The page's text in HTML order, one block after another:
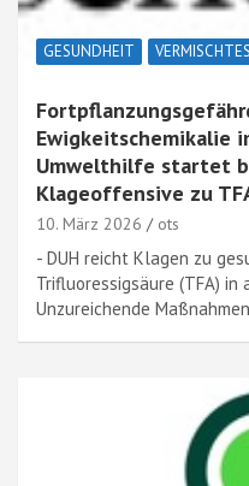
GESUNDHEIT VERMISCHTES
Ewigkeitschemikalie
Umwelthilfe startet
Klageoffensive zu
10. März 2026 ots
- DUH reicht Klagen zu
Trifluoressigsäure (TFA)
Unzureichende